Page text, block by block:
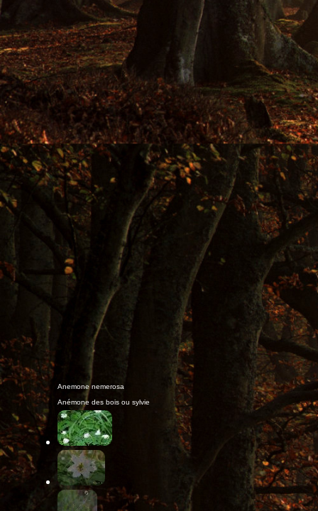
Anemone nemerosa
Anémonde des bois ou sylvie